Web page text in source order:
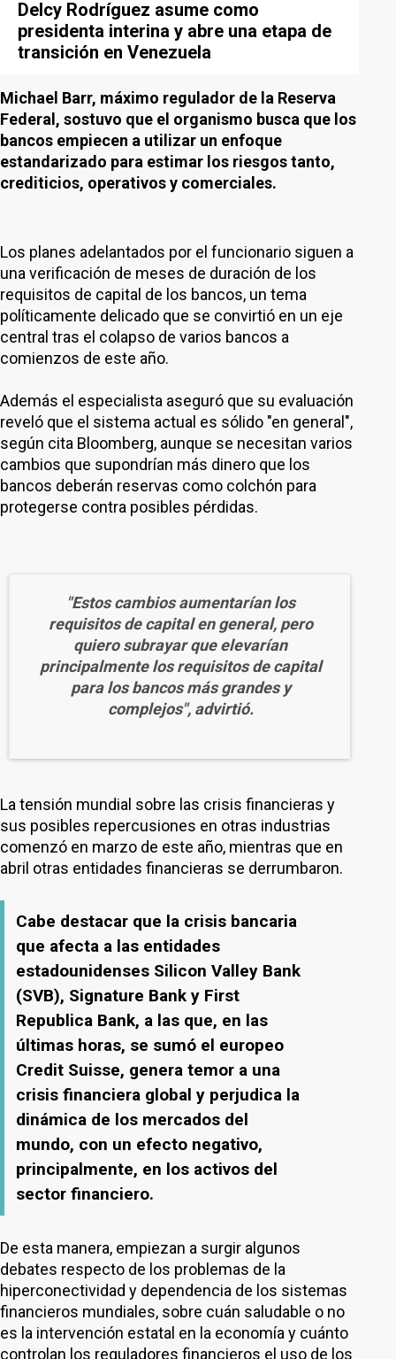
Delcy Rodríguez asume como
presidenta interina y abre una etapa de
transición en Venezuela
Michael Barr, máximo regulador de la Reserva
Federal, sostuvo que el organismo busca que los
bancos empiecen a utilizar un enfoque
estandarizado para estimar los riesgos tanto,
crediticios, operativos y comerciales.
Los planes adelantados por el funcionario siguen a
una verificación de meses de duración de los
requisitos de capital de los bancos, un tema
políticamente delicado que se convirtió en un eje
central tras el colapso de varios bancos a
comienzos de este año.
Además el especialista aseguró que su evaluación
reveló que el sistema actual es sólido "en general",
según cita Bloomberg, aunque se necesitan varios
cambios que supondrían más dinero que los
bancos deberán reservas como colchón para
protegerse contra posibles pérdidas.
"Estos cambios aumentarían los
requisitos de capital en general, pero
quiero subrayar que elevarían
principalmente los requisitos de capital
para los bancos más grandes y
complejos", advirtió.
La tensión mundial sobre las crisis financieras y
sus posibles repercusiones en otras industrias
comenzó en marzo de este año, mientras que en
abril otras entidades financieras se derrumbaron.
Cabe destacar que la crisis bancaria
que afecta a las entidades
estadounidenses Silicon Valley Bank
(SVB), Signature Bank y First
Republica Bank, a las que, en las
últimas horas, se sumó el europeo
Credit Suisse, genera temor a una
crisis financiera global y perjudica la
dinámica de los mercados del
mundo, con un efecto negativo,
principalmente, en los activos del
sector financiero.
De esta manera, empiezan a surgir algunos
debates respecto de los problemas de la
hiperconectividad y dependencia de los sistemas
financieros mundiales, sobre cuán saludable o no
es la intervención estatal en la economía y cuánto
controlan los reguladores financieros el uso de los